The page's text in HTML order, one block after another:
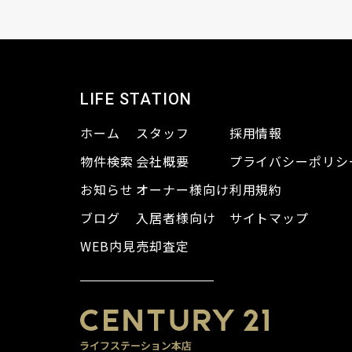
LIFE STATION
ホーム
物件検索
お知らせ
ブログ
WEB内見
スタッフ
会社概要
オーナー様向け
入居者様向け
売却査定
採用情報
プライバシーポリシ
利用規約
サイトマップ